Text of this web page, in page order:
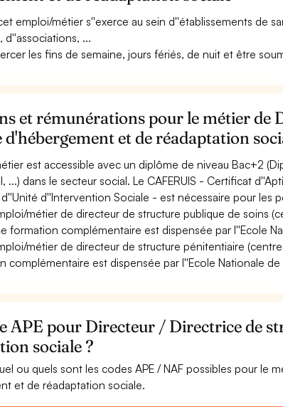
emploi/métier s''exerce au sein d''établissements de
d''associations, ...
les fins de semaine, jours fériés, de nuit et être
et rémunérations pour le métier de
et de réadaptation
est accessible avec un diplôme de niveau Bac+2
...) dans le secteur social. Le CAFERUIS - Certificat
d''Intervention Sociale - est nécessaire pour les
métier de directeur de structure publique de soins
formation complémentaire est dispensée par l''Ecole
métier de directeur de structure pénitentiaire
complémentaire est dispensée par l''Ecole Nationale
APE pour Directeur / Directrice de
sociale ?
ou quels sont les codes APE / NAF possibles pour le
et de réadaptation sociale.